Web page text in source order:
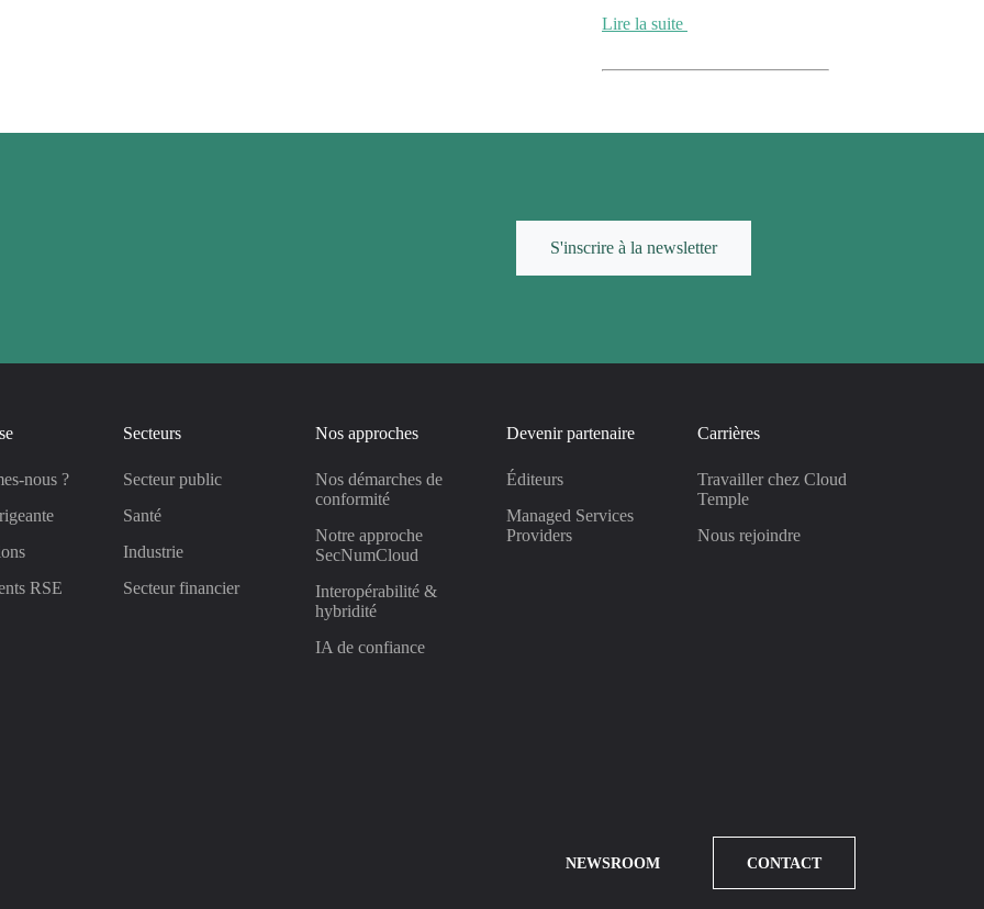
Lire la suite
S'inscrire à la newsletter
nous ?
RSE
Secteurs
Secteur public
Santé
Industrie
Secteur financier
Nos approches
Nos démarches de
conformité
Notre approche
SecNumCloud
Interopérabilité &
hybridité
IA de confiance
Devenir partenaire
Éditeurs
Managed Services
Providers
Carrières
Travailler chez Cloud
Temple
Nous rejoindre
NEWSROOM CONTACT